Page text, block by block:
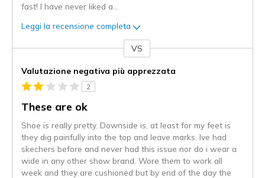
fast! I have never liked a
Leggi la recensione completa
VS
Valutazione negativa più apprezzata
2
These are ok
Shoe is really pretty. Downside is, at least for my feet is
they dig painfully into the top and leave marks. Ive had
skechers before and never had this issue nor do i wear a
wide in any other show brand. Wore them to work all
week and they are cushioned but by end of the day the